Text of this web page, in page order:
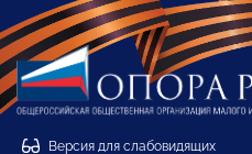
Версия для слабовидящих